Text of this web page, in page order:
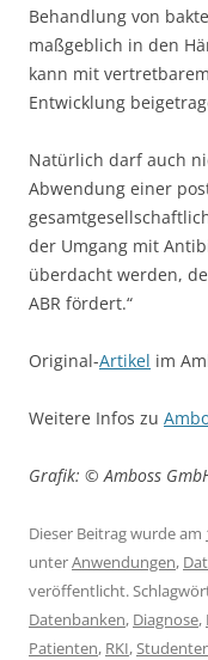
Behandlung von
maßgeblich in den
kann mit
Entwicklung
Natürlich darf auch
Abwendung einer
der Umgang mit
überdacht werden,
ABR fördert.“
Original-Artikel im
Weitere Infos zu
Grafik: © Amboss
Dieser Beitrag wurde am
unterAnwendungen,
veröffentlicht.
Datenbanken, Diagnose,
Patienten, RKI,